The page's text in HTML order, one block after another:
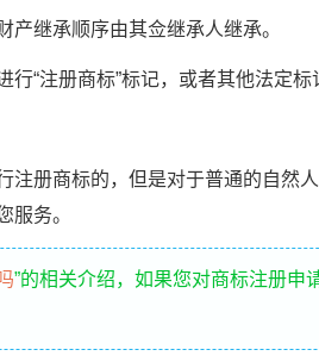
继承顺序由其佥继承人继承。
注册商标”标记，或者其他法定标
册商标的，但是对于普通的自然
服务。
”的相关介绍，如果您对商标注册申